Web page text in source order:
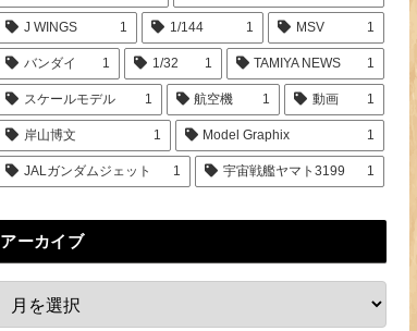
J WINGS 1 1/144 1 MSV 1
バンダイ 1 1/32 1 TAMIYA NEWS 1
スケールモデル 1 航空機 1 動画 1
岸山博文 1 Model Graphix 1
JALガンダムジェット 1 宇宙戦艦ヤマト3199 1
アーカイブ